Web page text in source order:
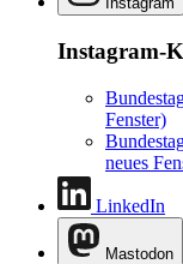
Instagram-
Fenster)
neues
LinkedIn
Mastodon